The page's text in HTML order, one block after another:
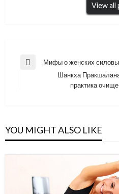
View all
Навигация
Previous
Мифы о женских
Шанкха
практика
YOU MIGHT ALSO LIKE